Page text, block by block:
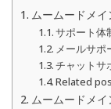
ムームードメ
サポート体
メールサポ
チャットサ
Related
ムームードメ